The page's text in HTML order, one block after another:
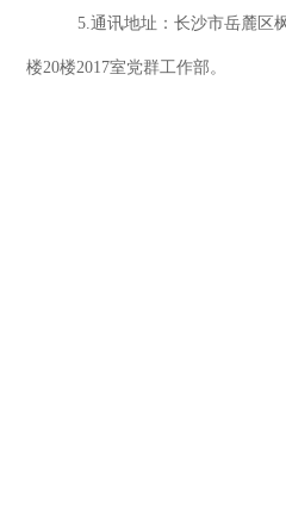
5.通讯地址：长沙市岳麓区
楼20楼2017室党群工作部。